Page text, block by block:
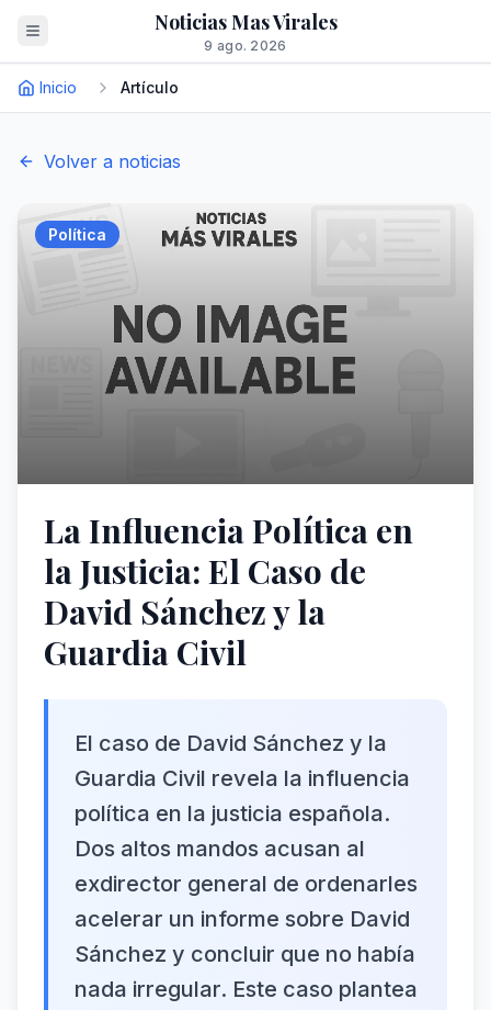
Noticias Mas Virales
9 ago. 2026
Inicio Artículo
Volver a noticias
Política
La Influencia Política en
la Justicia: El Caso de
David Sánchez y la
Guardia Civil
El caso de David Sánchez y la
Guardia Civil revela la influencia
política en la justicia española.
Dos altos mandos acusan al
exdirector general de ordenarles
acelerar un informe sobre David
Sánchez y concluir que no había
nada irregular. Este caso plantea